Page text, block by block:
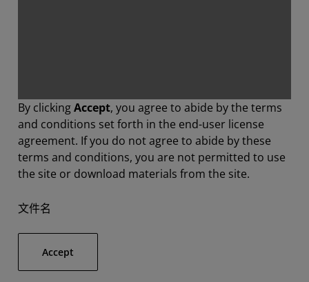
By clickingAccept, you agree to abide by the terms
and conditions set forth in the end-user license
agreement. If you do not agree to abide by these
terms and conditions, you are not permitted to use
the site or download materials from the site.
文件名
Accept